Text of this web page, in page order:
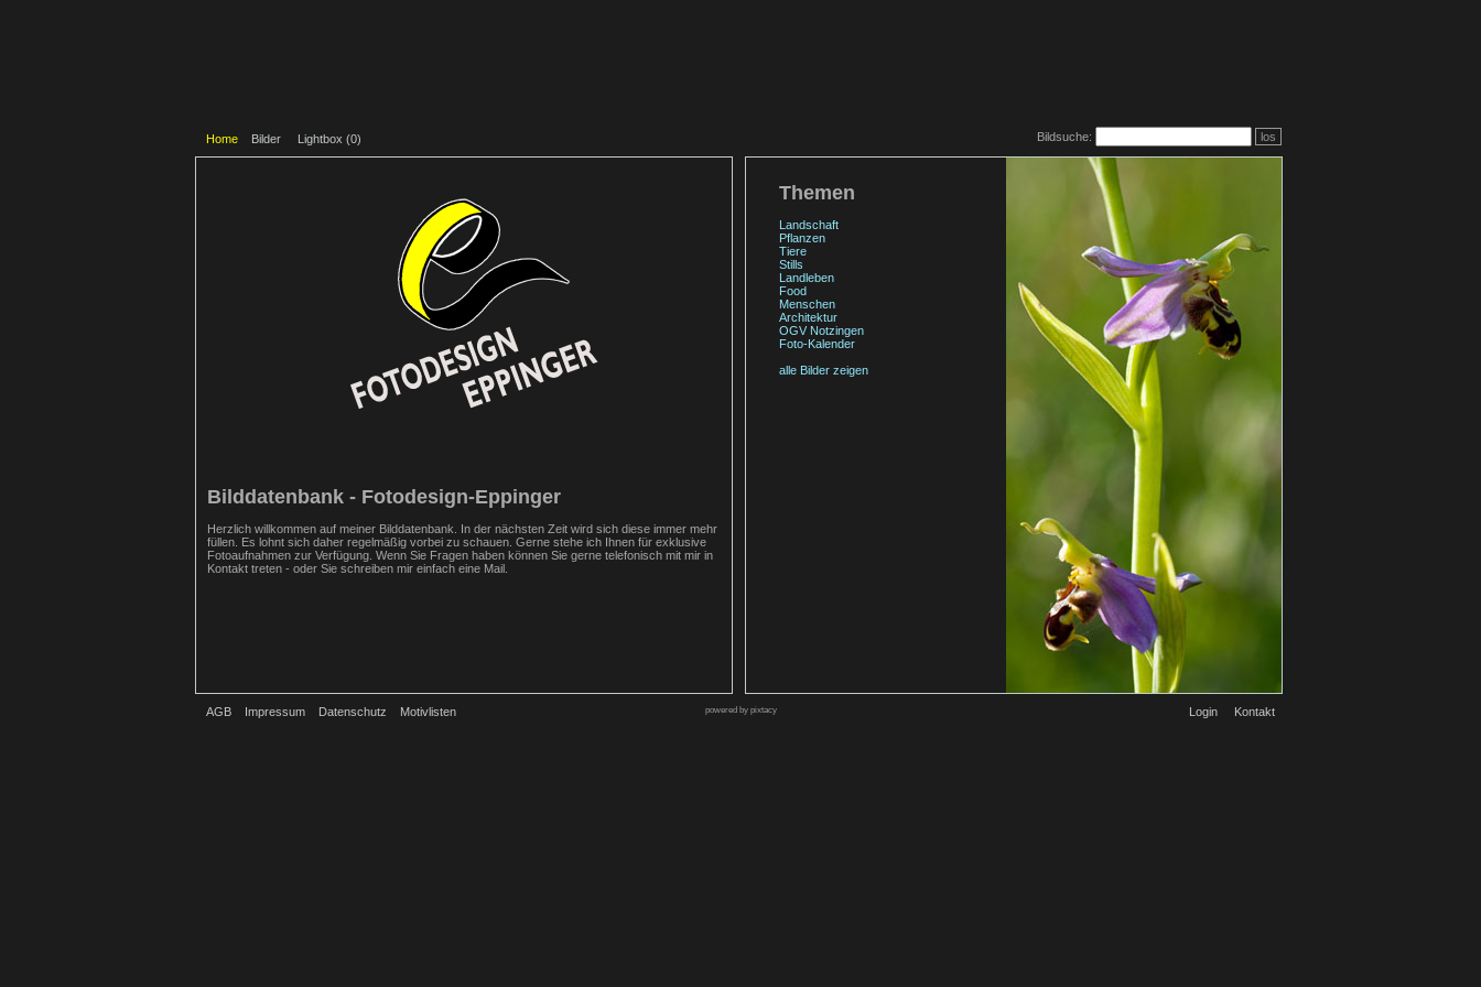
Home Bilder Lightbox (0) Bildsuche: los
AGB Impressum Datenschutz Motivlisten powered by pixtacy Login Kontakt
Bilddatenbank - Fotodesign-Eppinger
Herzlich willkommen auf meiner Bilddatenbank. In der nächsten Zeit wird sich diese immer mehr
füllen. Es lohnt sich daher regelmäßig vorbei zu schauen. Gerne stehe ich Ihnen für exklusive
Fotoaufnahmen zur Verfügung. Wenn Sie Fragen haben können Sie gerne telefonisch mit mir in
Kontakt treten - oder Sie schreiben mir einfach eine Mail.
Themen
Landschaft
Pflanzen
Tiere
Stills
Landleben
Food
Menschen
Architektur
OGV Notzingen
Foto-Kalender
alle Bilder zeigen